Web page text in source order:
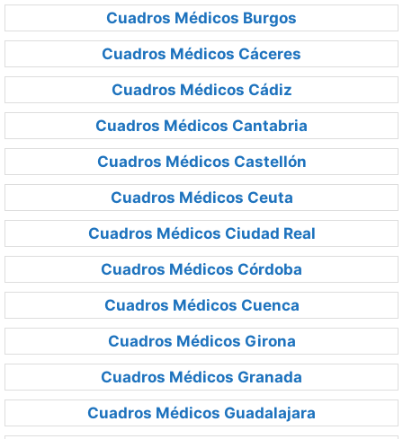
Cuadros Médicos Burgos
Cuadros Médicos Cáceres
Cuadros Médicos Cádiz
Cuadros Médicos Cantabria
Cuadros Médicos Castellón
Cuadros Médicos Ceuta
Cuadros Médicos Ciudad Real
Cuadros Médicos Córdoba
Cuadros Médicos Cuenca
Cuadros Médicos Girona
Cuadros Médicos Granada
Cuadros Médicos Guadalajara